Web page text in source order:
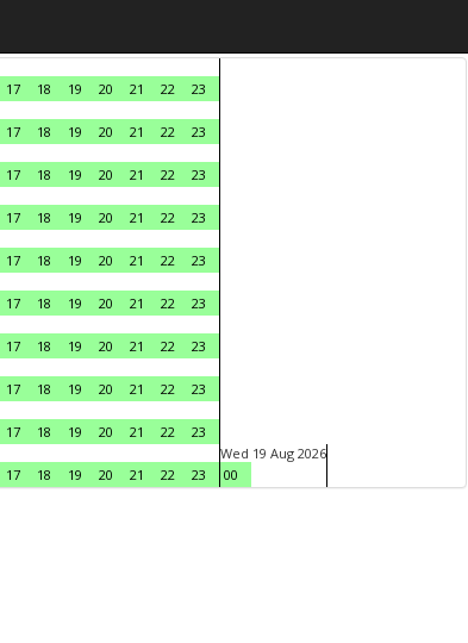
17 18 19 20 21 22
23
17 18 19 20 21 22
23
17 18 19 20 21 22
23
17 18 19 20 21 22
23
17 18 19 20 21 22
23
17 18 19 20 21 22
23
17 18 19 20 21 22
23
17 18 19 20 21 22
23
17 18 19 20 21 22
23
17 18 19 20 21 22 23
Wed 19 Aug 2026
00